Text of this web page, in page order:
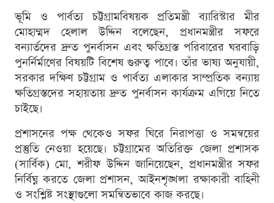
ভূমি ও পার্বত্য চট্টগ্রামবিষয়ক প্রতিমন্ত্রী ব্যারিস্টার মীর
মোহাম্মদ হেলাল উদ্দিন বলেছেন, প্রধানমন্ত্রীর সফরে
বন্যার্তদের দ্রুত পুনর্বাসন এবং ক্ষতিগ্রস্ত পরিবারের ঘরবাড়ি
পুনর্নির্মাণের বিষয়টি বিশেষ গুরুত্ব পাবে। তাঁর ভাষ্য অনুযায়ী,
সরকার দক্ষিণ চট্টগ্রাম ও পার্বত্য এলাকার সাম্প্রতিক বন্যায়
ক্ষতিগ্রস্তদের সহায়তায় দ্রুত পুনর্বাসন কার্যক্রম এগিয়ে নিতে
চাইছে।
প্রশাসনের পক্ষ থেকেও সফর ঘিরে নিরাপত্তা ও সমন্বয়ের
প্রস্তুতি নেওয়া হয়েছে। চট্টগ্রামের অতিরিক্ত জেলা প্রশাসক
(সার্বিক) মো. শরীফ উদ্দিন জানিয়েছেন, প্রধানমন্ত্রীর সফর
নির্বিঘ্ন করতে জেলা প্রশাসন, আইনশৃঙ্খলা রক্ষাকারী বাহিনী
ও সংশ্লিষ্ট সংস্থাগুলো সমন্বিতভাবে কাজ করছে।